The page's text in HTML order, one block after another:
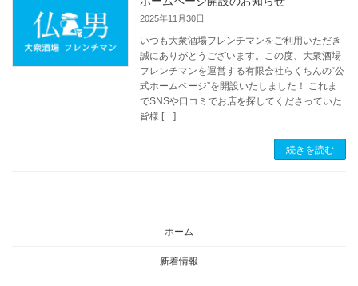
2025年11月30日
いつも大衆酒場フレンチマンをご利用いただき
誠にありがとうございます。この度、大衆酒場
フレンチマンを運営する有限会社らくちんの“公
式ホームページ”を開設いたしました！ これま
でSNSや口コミでお店を探してくださっていた
皆様 […]
続きを読む
ホーム
新着情報